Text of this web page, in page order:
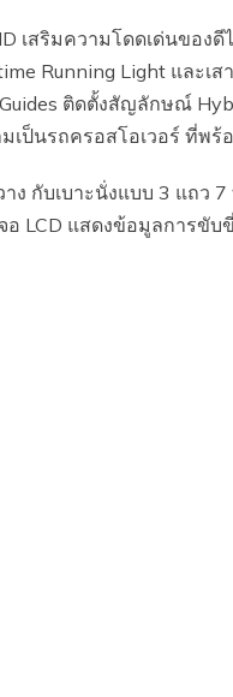
เสริมความโดดเด่นขอ
Running Light และ
ติดตั้งสัญลักษณ์
เป็นรถครอสโอเวอร์ ที่พร้
าง กับเบาะนั่งแบบ 3 แถ
LCD แสดงข้อมูลการขับ